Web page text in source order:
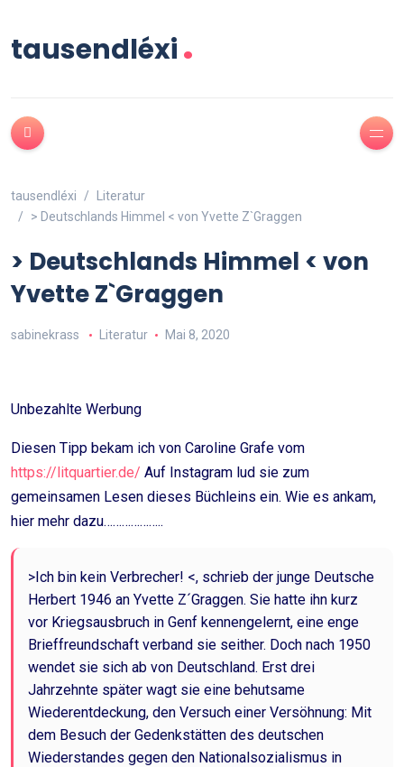
tausendléxi.
tausendléxi
Literatur
> Deutschlands Himmel < von Yvette Z`Graggen
> Deutschlands Himmel < von
Yvette Z`Graggen
sabinekrass Literatur Mai 8, 2020
Unbezahlte Werbung
Diesen Tipp bekam ich von Caroline Grafe vom
https://litquartier.de/ Auf Instagram lud sie zum
gemeinsamen Lesen dieses Büchleins ein. Wie es ankam,
hier mehr dazu………………..
>Ich bin kein Verbrecher! <, schrieb der junge Deutsche
Herbert 1946 an Yvette Z´Graggen. Sie hatte ihn kurz
vor Kriegsausbruch in Genf kennengelernt, eine enge
Brieffreundschaft verband sie seither. Doch nach 1950
wendet sie sich ab von Deutschland. Erst drei
Jahrzehnte später wagt sie eine behutsame
Wiederentdeckung, den Versuch einer Versöhnung: Mit
dem Besuch der Gedenkstätten des deutschen
Wiederstandes gegen den Nationalsozialismus in